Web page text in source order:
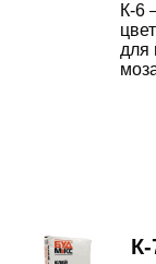
К-6
для